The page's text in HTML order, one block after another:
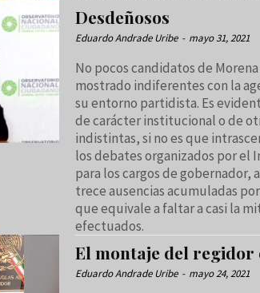
Desdeñosos
Eduardo Andrade Uribe - mayo 31, 2021
No pocos candidatos de
mostrado indiferentes con la
su entorno partidista. Es
de carácter institucional o de
indistintas, si no es que
los debates organizados por
para los cargos de
trece ausencias acumuladas
que equivale a faltar a casi la
efectuados.
El montaje del regidor
Eduardo Andrade Uribe - mayo 24, 2021